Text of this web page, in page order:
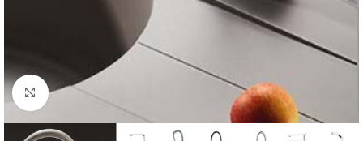
Click to enlarge